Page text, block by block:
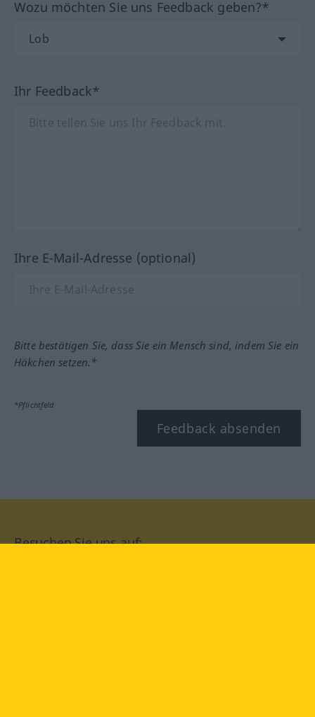
Wozu möchten Sie uns Feedback geben?*
Ihr Feedback*
Ihre E-Mail-Adresse (optional)
Bitte bestätigen Sie, dass Sie ein Mensch sind, indem Sie ein
Häkchen setzen.*
*Pflichtfeld
Feedback absenden
Besuchen Sie uns auf: